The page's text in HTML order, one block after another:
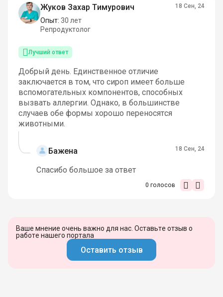
Жуков Захар Тимурович
Опыт: 30 лет
Репродуктолог
18 Сен, 24
Лучший ответ
Добрый день. Единственное отличие
заключается в том, что сироп имеет больше
вспомогательных компонентов, способных
вызвать аллергии. Однако, в большинстве
случаев обе формы хорошо переносятся
животными.
Бажена 18 Сен, 24
Спасибо большое за ответ
0 голосов
Ваше мнение очень важно для нас. Оставьте отзыв о
работе нашего портала
Оставить отзыв